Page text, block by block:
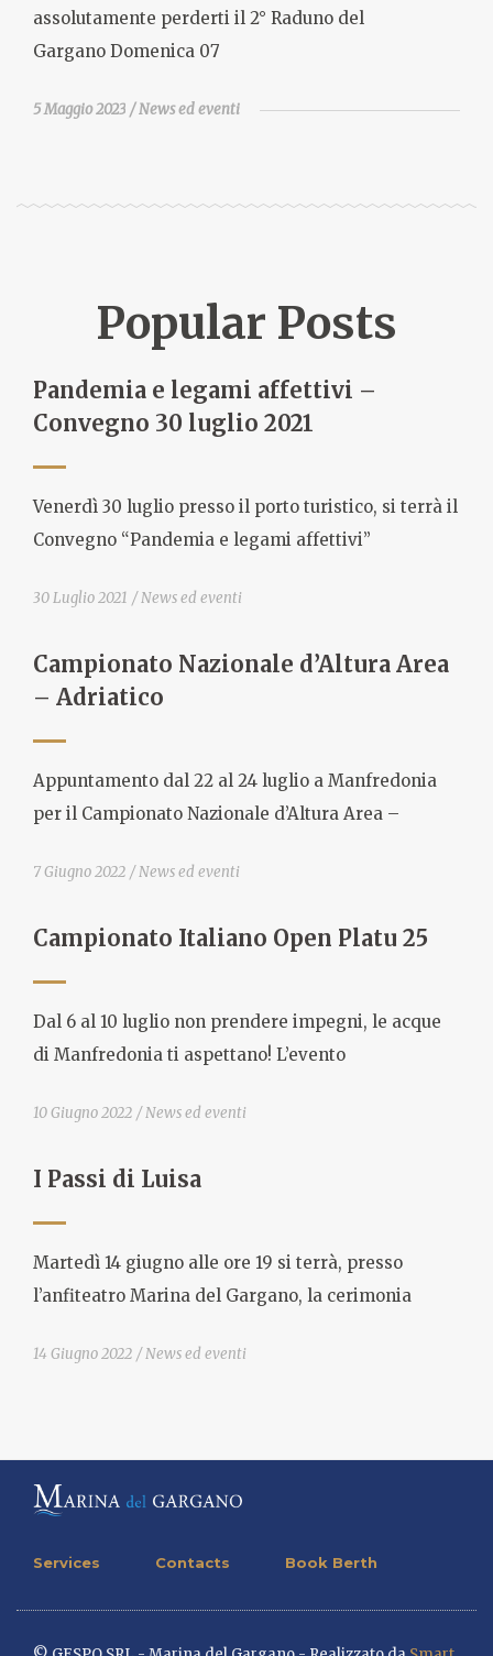
assolutamente perderti il 2° Raduno del
Gargano Domenica 07
5 Maggio 2023 News ed eventi
Popular Posts
Pandemia e legami affettivi –
Convegno 30 luglio 2021
Venerdì 30 luglio presso il porto turistico, si terrà il
Convegno “Pandemia e legami affettivi”
30 Luglio 2021 News ed eventi
Campionato Nazionale d’Altura Area
– Adriatico
Appuntamento dal 22 al 24 luglio a Manfredonia
per il Campionato Nazionale d’Altura Area –
7 Giugno 2022 News ed eventi
Campionato Italiano Open Platu 25
Dal 6 al 10 luglio non prendere impegni, le acque
di Manfredonia ti aspettano! L’evento
10 Giugno 2022 News ed eventi
I Passi di Luisa
Martedì 14 giugno alle ore 19 si terrà, presso
l’anfiteatro Marina del Gargano, la cerimonia
14 Giugno 2022 News ed eventi
Services Contacts Book Berth